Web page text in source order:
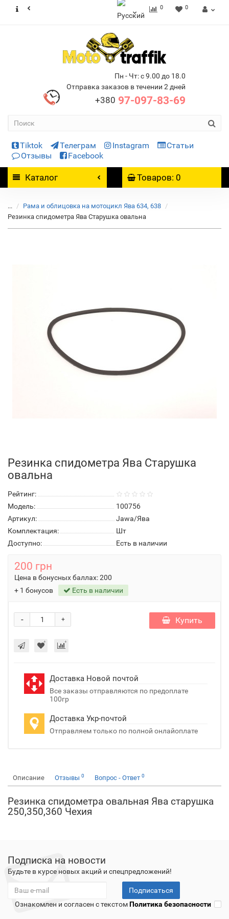
0 0
Пн - Чт: с 9.00 до 18.0
Отправка заказов в течении 2 дней
+380 97-097-83-69
Tiktok Телеграм Instagram
Статьи
Отзывы
Facebook
Каталог Товаров: 0
...
Рама и облицовка на мотоцикл Ява 634, 638
Резинка спидометра Ява Старушка овальна
Резинка спидометра Ява Старушка
овальна
Рейтинг:
Модель:
100756
Артикул:
Jawa/Ява
Комплектация:
Шт
Доступно:
Есть в наличии
200 грн
Цена в бонусных баллах:200
+ 1 бонусов
Есть в наличии
+
- Купить
Доставка Новой почтой
Все заказы отправляются по предоплате
100гр
Доставка Укр-почтой
Отправляем только по полной онлайоплате
Описание Отзывы 0 Вопрос - Ответ 0
Резинка спидометра овальная Ява старушка
250,350,360 Чехия
Подписка на новости
Будьте в курсе новых акций и спецпредложений!
Подписаться
Ознакомлен и согласен с текстомПолитика безопасности